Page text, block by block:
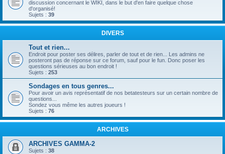
discussion concernant le WIKI, dans le but d'en faire quelque chose
d'organisé!
Sujets : 39
DIVERS
Tout et rien...
Endroit pour poster ses délires, parler de tout et de rien... Les admins ne
posteront pas de réponse sur ce forum, sauf pour le fun. Donc poser les
questions sérieuses au bon endroit !
Sujets : 253
Sondages en tous genres...
Pour avoir un avis représentatif de nos betatesteurs sur un certain nombre de
questions...
Sondez vous même les autres joueurs !
Sujets : 76
ARCHIVES
ARCHIVES GAMMA-2
Sujets : 38